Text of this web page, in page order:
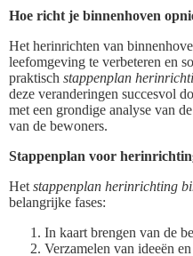
Hoe richt je binnenhoven
Het herinrichten van
leefomgeving te verbeteren en
praktisch stappenplan
deze veranderingen succesvol
met een grondige analyse van
van de bewoners.
Stappenplan voor
Het stappenplan herinrichting
belangrijke fases:
In kaart brengen van de
Verzamelen van ideeën